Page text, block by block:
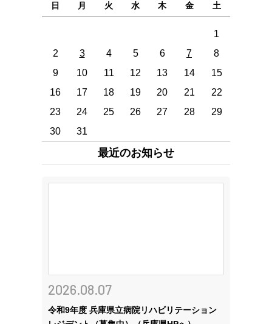
日 月 火 水 木 金 土
1
2
3 4 5 6 7
8
9
10 11 12 13 14
15
16
17 18 19 20 21
22
23
24 25 26 27 28
29
30
31
最近のお知らせ
2026.08.07
令和9年度 兵庫県立病院リハビリテーション